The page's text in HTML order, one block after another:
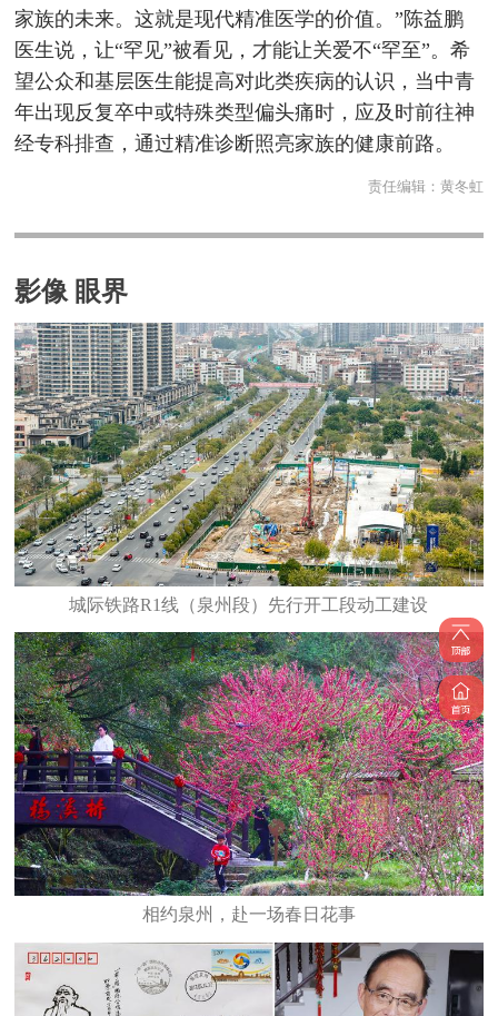
家族的未来。这就是现代精准医学的价值。”陈益鹏
医生说，让“罕见”被看见，才能让关爱不“罕至”。希
望公众和基层医生能提高对此类疾病的认识，当中青
年出现反复卒中或特殊类型偏头痛时，应及时前往神
经专科排查，通过精准诊断照亮家族的健康前路。
责任编辑： 黄冬虹
影像 眼界
城际铁路R1线（泉州段）先行开工段动工建设
相约泉州，赴一场春日花事